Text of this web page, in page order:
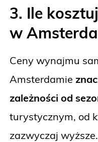
3. Ile
w
Ceny wynajmu
Amsterdamie
zależności od
turystycznym, od
zazwyczaj